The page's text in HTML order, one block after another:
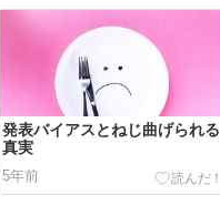
発表バイアスとねじ曲げられる
真実
5年前